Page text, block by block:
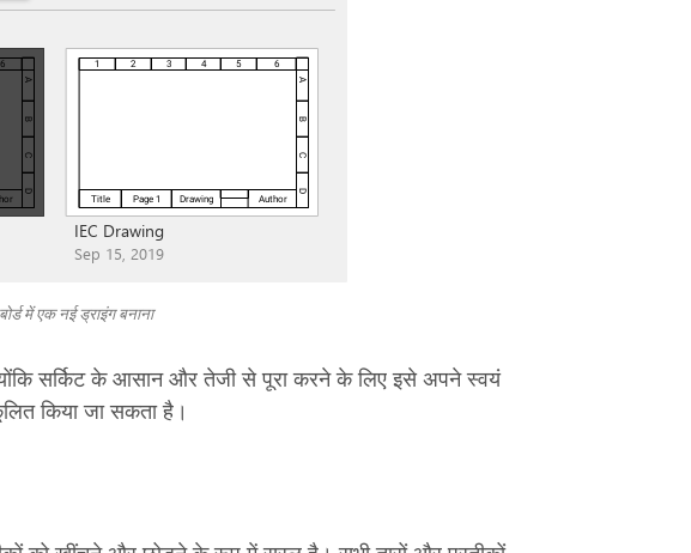
में एक नई ड्राइंग बनाना
सर्किट के आसान और तेजी से पूरा करने के लिए इसे अपने स्वयं
किया जा सकता है।